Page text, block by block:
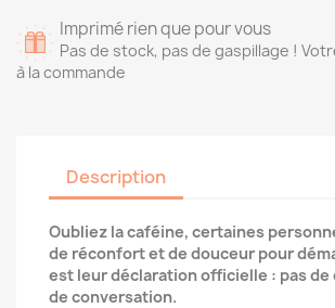
Imprimé rien que pour vous
Pas de stock, pas de gaspillage !
à la commande
Description
Oubliez la caféine, certaines
de réconfort et de douceur pour
est leur déclaration officielle : pas de
de conversation.